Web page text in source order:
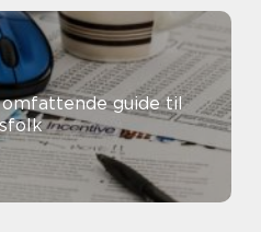
omfattende guide til